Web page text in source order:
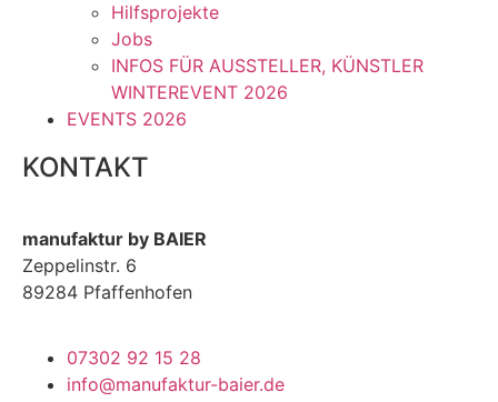
Hilfsprojekte
Jobs
INFOS FÜR AUSSTELLER, KÜNSTLER
WINTEREVENT 2026
EVENTS 2026
KONTAKT
manufaktur by BAIER
Zeppelinstr. 6
89284 Pfaffenhofen
07302 92 15 28
info@manufaktur-baier.de